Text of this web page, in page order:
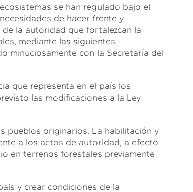
se han regulado bajo el
de hacer frente y
la autoridad que fortalezcan la
mediante las siguientes
minuciosamente con la Secretaría del
que representa en el país los
las modificaciones a la Ley
pueblos originarios. La habilitación y
a los actos de autoridad, a efecto
en terrenos forestales previamente
y crear condiciones de la